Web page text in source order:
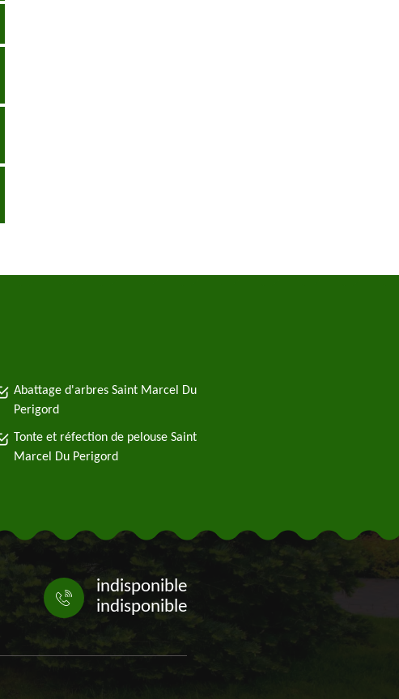
Abattage d'arbres Saint Marcel Du
Perigord
Tonte et réfection de pelouse Saint
Marcel Du Perigord
indisponible
indisponible